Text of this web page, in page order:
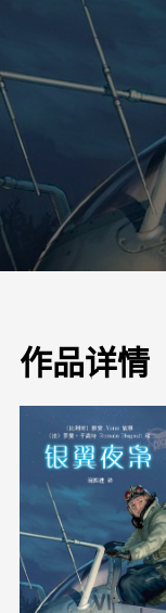
作品详情